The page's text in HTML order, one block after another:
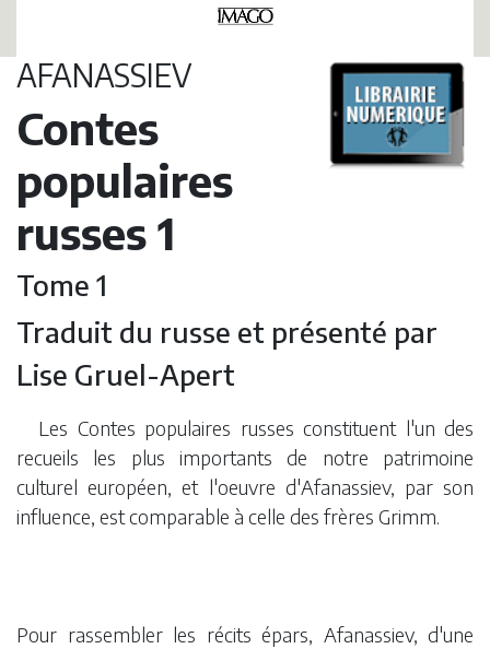
AFANASSIEV
Contes
populaires
russes 1
Tome 1
Traduit du russe et présenté par
Lise Gruel-Apert
Les Contes populaires russes constituent l'un des
recueils les plus importants de notre patrimoine
culturel européen, et l'oeuvre d'Afanassiev, par son
influence, est comparable à celle des frères Grimm.
Pour rassembler les récits épars, Afanassiev, d'une